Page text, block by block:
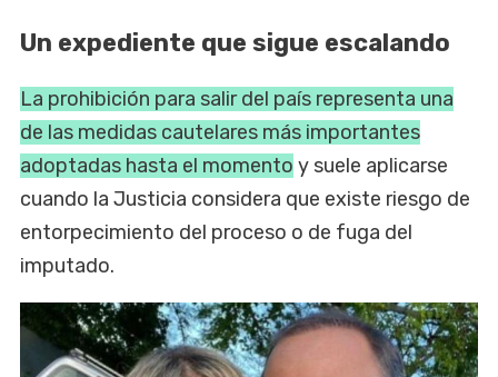
Un expediente que sigue escalando
La prohibición para salir del país representa una
de las medidas cautelares más importantes
adoptadas hasta el momento y suele aplicarse
cuando la Justicia considera que existe riesgo de
entorpecimiento del proceso o de fuga del
imputado.